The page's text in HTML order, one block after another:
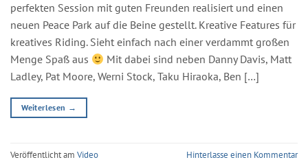
perfekten Session mit guten Freunden realisiert und einen
neuen Peace Park auf die Beine gestellt. Kreative Features für
kreatives Riding. Sieht einfach nach einer verdammt großen
Menge Spaß aus
Mit dabei sind neben Danny Davis, Matt
Ladley, Pat Moore, Werni Stock, Taku Hiraoka, Ben […]
Weiterlesen →
Veröffentlicht am Video Hinterlasse einen Kommentar